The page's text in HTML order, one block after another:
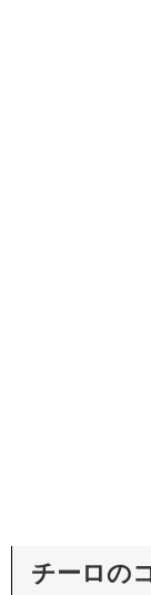
チーロの